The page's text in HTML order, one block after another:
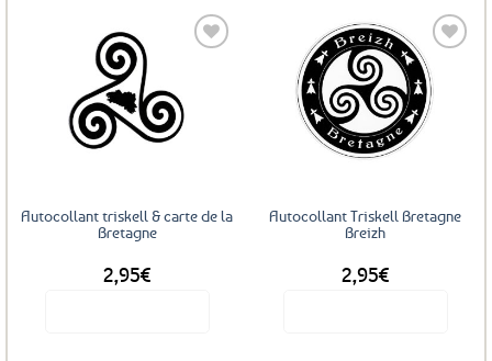
Autocollant triskell & carte de la
Bretagne
2,95€
Ajouter
favoris
Autocollant Triskell Bretagne
Breizh
2,95€